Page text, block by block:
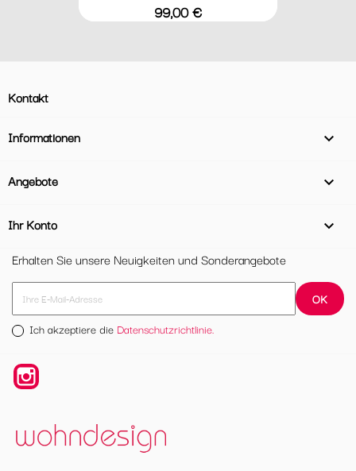
Preis
99,00 €
Kontakt
Informationen 
Angebote 
Ihr Konto

Erhalten Sie unsere Neuigkeiten und Sonderangebote
Ich akzeptiere die Datenschutzrichtlinie.